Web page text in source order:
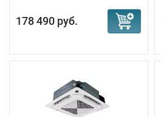
178 490 руб.